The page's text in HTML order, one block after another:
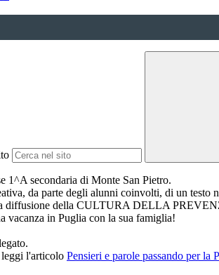
1^A secondaria di Monte San Pietro.
da parte degli alunni coinvolti, di un
diffusione della CULTURA DELLA
vacanza in Puglia con la sua famiglia!
leggi l'articolo Pensieri e parole passando per la